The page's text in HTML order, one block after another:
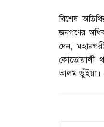
বিশেষ
জনগণের
দেন,
কোতোয়ালী
আলম ভুঁইয়া।